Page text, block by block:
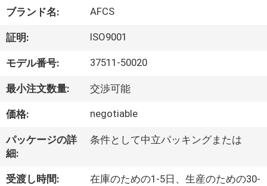
品
動
画
私
た
ブランド名: AFCS
証明: ISO9001
モデル番号: 37511-50020
最小注文数量: 交渉可能
価格: negotiable
パッケージの詳
細:
条件として中立パッキングまたは
受渡し時間:
在庫のための1-5日、生産のための30-